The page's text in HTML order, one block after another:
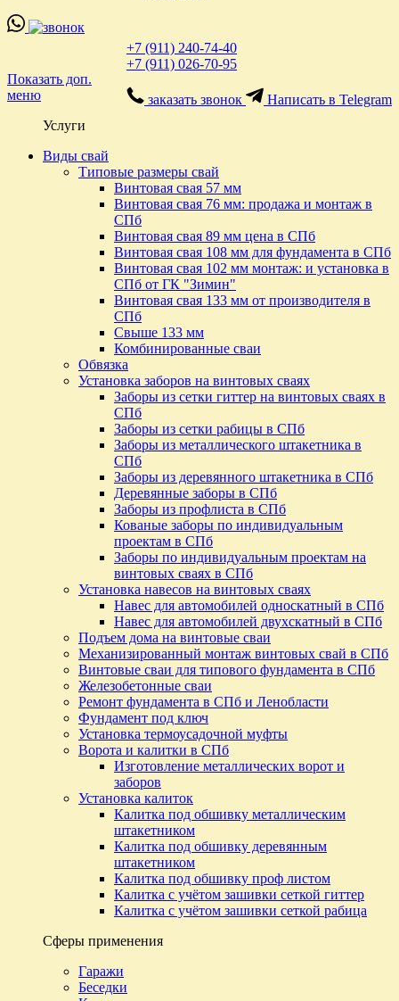
+7 (911) 240-74-40
+7 (911) 026-70-95
заказать звонок Написать в Telegram
Показать доп.
меню
Услуги
Виды свай
Типовые размеры свай
Винтовая свая 57 мм
Винтовая свая 76 мм: продажа и монтаж в
СПб
Винтовая свая 89 мм цена в СПб
Винтовая свая 108 мм для фундамента в СПб
Винтовая свая 102 мм монтаж: и установка в
СПб от ГК "Зимин"
Винтовая свая 133 мм от производителя в
СПб
Свыше 133 мм
Комбинированные сваи
Обвязка
Установка заборов на винтовых сваях
Заборы из сетки гиттер на винтовых сваях в
СПб
Заборы из сетки рабицы в СПб
Заборы из металлического штакетника в
СПб
Заборы из деревянного штакетника в СПб
Деревянные заборы в СПб
Заборы из профлиста в СПб
Кованые заборы по индивидуальным
проектам в СПб
Заборы по индивидуальным проектам на
винтовых сваях в СПб
Установка навесов на винтовых сваях
Навес для автомобилей односкатный в СПб
Навес для автомобилей двухскатный в СПб
Подъем дома на винтовые сваи
Механизированный монтаж винтовых свай в СПб
Винтовые сваи для типового фундамента в СПб
Железобетонные сваи
Ремонт фундамента в СПб и Ленобласти
Фундамент под ключ
Установка термоусадочной муфты
Ворота и калитки в СПб
Изготовление металлических ворот и
заборов
Установка калиток
Калитка под обшивку металлическим
штакетником
Калитка под обшивку деревянным
штакетником
Калитка под обшивку проф листом
Калитка с учётом зашивки сеткой гиттер
Калитка с учётом зашивки сеткой рабица
Сферы применения
Гаражи
Беседки